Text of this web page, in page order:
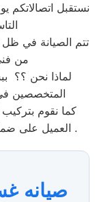
نستقبل اتصالاتكم
من
لماذا نحن ؟؟
المتخصصين في
كما نقوم
العميل على ضمان عام على الصيانة وقطع الغيار المستبدلة .
صيانه